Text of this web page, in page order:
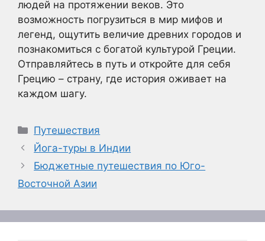
людей на протяжении веков. Это
возможность погрузиться в мир мифов и
легенд, ощутить величие древних городов и
познакомиться с богатой культурой Греции.
Отправляйтесь в путь и откройте для себя
Грецию – страну, где история оживает на
каждом шагу.
Рубрики
Путешествия
Йога-туры в Индии
Бюджетные путешествия по Юго-
Восточной Азии